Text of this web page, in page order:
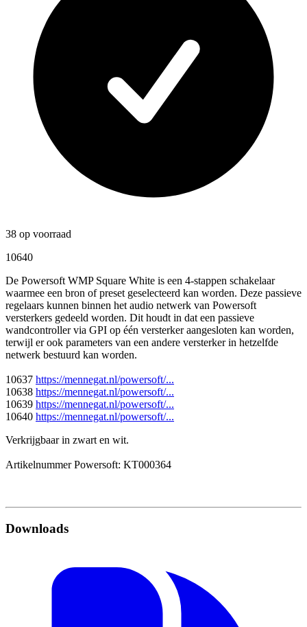
38 op voorraad
10640
De Powersoft WMP Square White is een 4-stappen schakelaar
waarmee een bron of preset geselecteerd kan worden. Deze passieve
regelaars kunnen binnen het audio netwerk van Powersoft
versterkers gedeeld worden. Dit houdt in dat een passieve
wandcontroller via GPI op één versterker aangesloten kan worden,
terwijl er ook parameters van een andere versterker in hetzelfde
netwerk bestuurd kan worden.
10637 https://mennegat.nl/powersoft/...
10638 https://mennegat.nl/powersoft/...
10639 https://mennegat.nl/powersoft/...
10640 https://mennegat.nl/powersoft/...
Verkrijgbaar in zwart en wit.
Artikelnummer Powersoft: KT000364
Downloads